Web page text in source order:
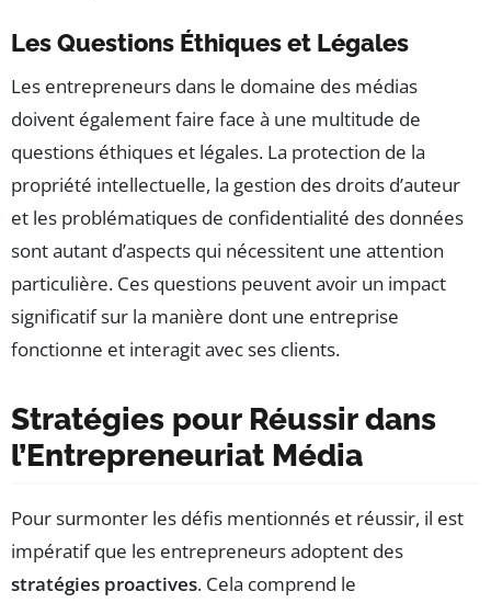
Les Questions Éthiques et Légales
Les entrepreneurs dans le domaine des médias
doivent également faire face à une multitude de
questions éthiques et légales. La protection de la
propriété intellectuelle, la gestion des droits d’auteur
et les problématiques de confidentialité des données
sont autant d’aspects qui nécessitent une attention
particulière. Ces questions peuvent avoir un impact
significatif sur la manière dont une entreprise
fonctionne et interagit avec ses clients.
Stratégies pour Réussir dans
l’Entrepreneuriat Média
Pour surmonter les défis mentionnés et réussir, il est
impératif que les entrepreneurs adoptent des
stratégies proactives. Cela comprend le